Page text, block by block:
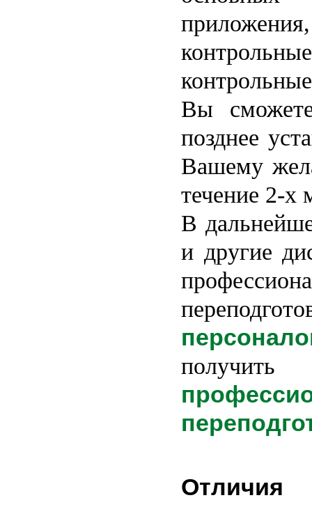
Вы
позднее
Вашему
течение 2-
В
и другие